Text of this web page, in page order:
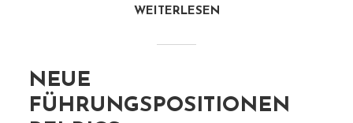
WEITERLESEN
NEUE
FÜHRUNGSPOSITIONEN